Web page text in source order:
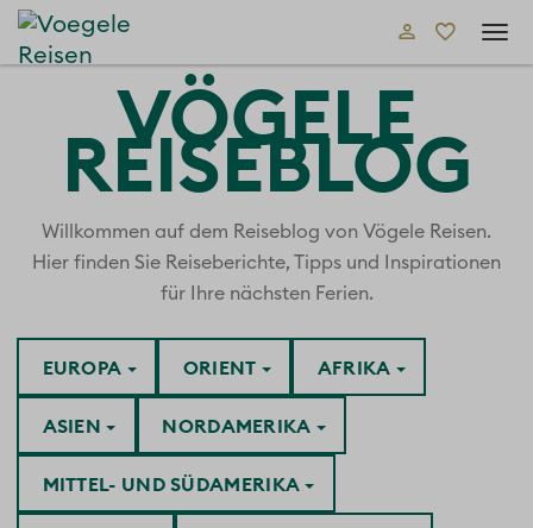
VÖGELE
REISEBLOG
Willkommen auf dem Reiseblog von Vögele Reisen.
Hier finden Sie Reiseberichte, Tipps und Inspirationen
für Ihre nächsten Ferien.
AFRIKA
ASIEN
EUROPA
MITTEL- UND SÜDAMERIKA
NORDAMERIKA
ORIENT